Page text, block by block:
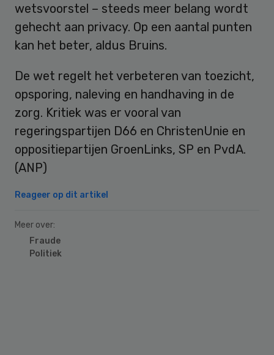
wetsvoorstel – steeds meer belang wordt
gehecht aan privacy. Op een aantal punten
kan het beter, aldus Bruins.
De wet regelt het verbeteren van toezicht,
opsporing, naleving en handhaving in de
zorg. Kritiek was er vooral van
regeringspartijen D66 en ChristenUnie en
oppositiepartijen GroenLinks, SP en PvdA.
(ANP)
Reageer op dit artikel
Meer over:
Fraude
Politiek